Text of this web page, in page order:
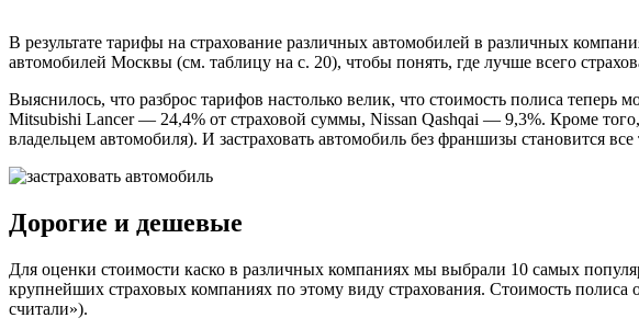
В результате тарифы на страхование различных автомобилей в различных
автомобилей Москвы (см. таблицу на с. 20), чтобы понять, где лучше всего
Выяснилось, что разброс тарифов настолько велик, что стоимость полиса
Mitsubishi Lancer — 24,4% от страховой суммы, Nissan Qashqai — 9,3%. Кроме
владельцем автомобиля). И застраховать автомобиль без франшизы становится все
Дорогие и дешевые
Для оценки стоимости каско в различных компаниях мы выбрали 10 самых
крупнейших страховых компаниях по этому виду страхования. Стоимость
считали»).